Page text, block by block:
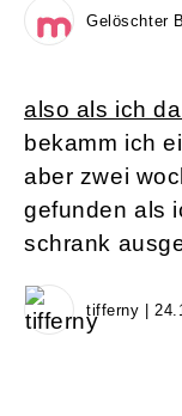
Gelöschter
also als ich
bekamm ich
aber zwei
gefunden als
schrank
tifferny |